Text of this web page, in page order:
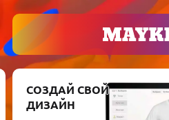
СОЗДАЙ СВОЙ
ДИЗАЙН